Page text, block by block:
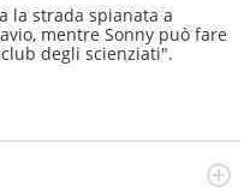
la strada spianata a
mentre Sonny può fare
degli scienziati".